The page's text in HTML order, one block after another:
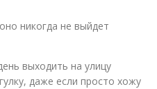
никогда не выйдет
выходить на улицу
даже если просто хожу